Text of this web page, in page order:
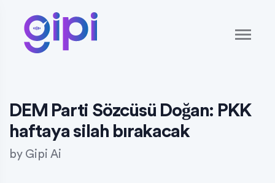
DEM Parti Sözcüsü Doğan: PKK
haftaya silah bırakacak
by Gipi Ai